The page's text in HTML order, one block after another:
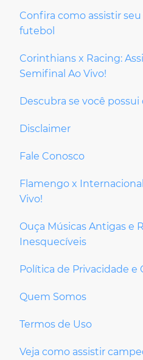
Confira como assistir
futebol
Corinthians x Racing:
Semifinal Ao Vivo!
Descubra se você
Disclaimer
Fale Conosco
Flamengo x
Vivo!
Ouça Músicas Antigas e
Inesquecíveis
Política de Privacidade e
Quem Somos
Termos de Uso
Veja como assistir